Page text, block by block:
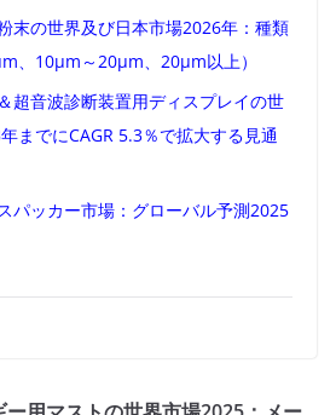
末の世界及び日本市場2026年：種類
、10μm～20μm、20μm以上）
超音波診断装置用ディスプレイの世
までにCAGR 5.3％で拡大する見通
パッカー市場：グローバル予測2025